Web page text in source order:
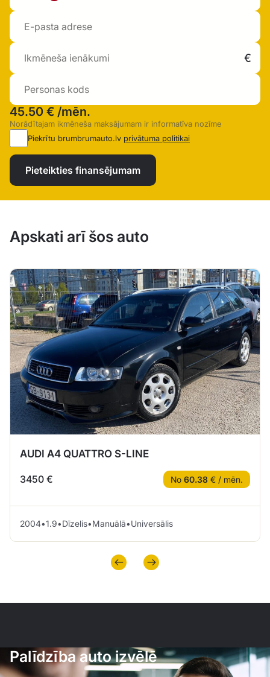
45.50 € /mēn.
Norādītajam ikmēneša maksājumam ir informatīva nozīme
Piekrītu brumbrumauto.lv privātuma politikai
Pieteikties finansējumam
Apskati arī šos auto
AUDI A4 QUATTRO S-LINE
3450 € No 60.38 € / mēn.
2004•1.9•Dīzelis•Manuālā•Universālis
Palīdzība auto izvēlē